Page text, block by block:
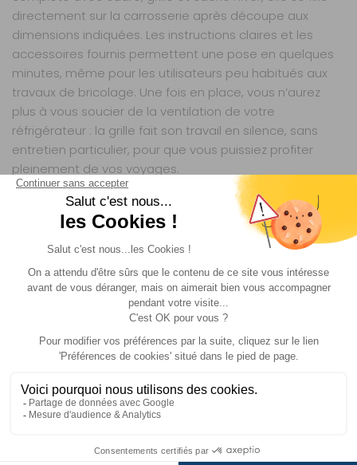
directement sur la carrosserie après découpe aux
dimensions indiquées. Les instructions claires et les
accessoires fournis permettent une pose en quelques
minutes, même pour les utilisateurs peu habitués aux
travaux de bricolage. Une fois en place, vous n’aurez
plus à vous soucier de la ventilation de votre
réfrigérateur : la grille fait son travail en silence, sans
entretien particulier, pour que vous puissiez profiter
pleinement de vos voyages.
UNE SOLUTION PENSÉE POUR LES CONDITIONS
RÉELLES D’UTILISATION
Que vous partiez pour un week-end en montagne ou un
road-trip estival, cette grille cadre répond aux défis
concrets des camping-caristes. En altitude, où l’air est
plus rare, ou sous un soleil méditerranéen, elle maintient
une circulation d’air optimale pour éviter les pannes
liées à la surchauffe. Son poids léger (1,09 kg) évite
d’alourdir inutilement votre véhicule, tandis que sa
cas de vibrations ou d’intempéries. Avec la grille LS300,
vous gagnez en sérénité et en autonomie, sans
Dometic est une marque suédoise reconnue depuis